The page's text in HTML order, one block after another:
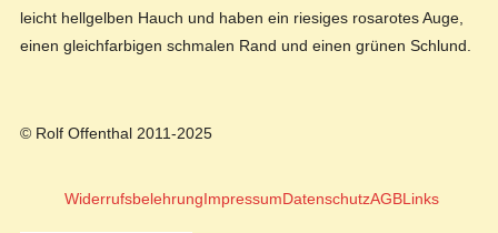
leicht hellgelben Hauch und haben ein riesiges rosarotes Auge,
einen gleichfarbigen schmalen Rand und einen grünen Schlund.
© Rolf Offenthal 2011-2025
WiderrufsbelehrungImpressumDatenschutzAGBLinks